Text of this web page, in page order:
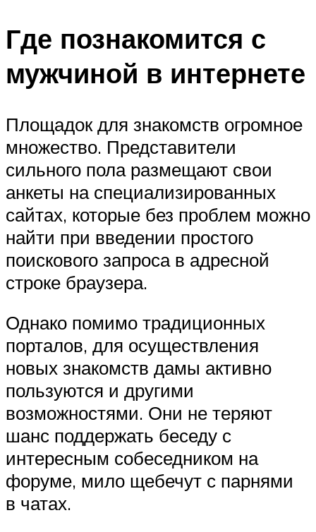
Где познакомится с
мужчиной в интернете
Площадок для знакомств огромное
множество. Представители
сильного пола размещают свои
анкеты на специализированных
сайтах, которые без проблем можно
найти при введении простого
поискового запроса в адресной
строке браузера.
Однако помимо традиционных
порталов, для осуществления
новых знакомств дамы активно
пользуются и другими
возможностями. Они не теряют
шанс поддержать беседу с
интересным собеседником на
форуме, мило щебечут с парнями
в чатах.